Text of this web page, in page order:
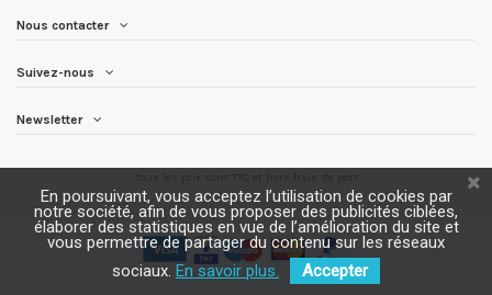
Nous contacter
Suivez-nous
Newsletter
En poursuivant, vous acceptez l’utilisation de cookies par
notre société, afin de vous proposer des publicités ciblées,
élaborer des statistiques en vue de l’amélioration du site et
vous permettre de partager du contenu sur les réseaux
sociaux. En savoir plus. Accepter